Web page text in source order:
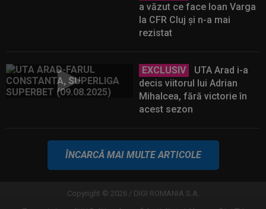
a văzut ce face Ioan Varga
la CFR Cluj și n-a mai
rezistat
EXCLUSIV
UTA Arad i-a
decis viitorul lui Adrian
Mihalcea, fără victorie în
acest sezon
ÎNCARCĂ MAI MULTE ARTICOLE
Copyright © 2026 / DIGI ROMANIA S.A.